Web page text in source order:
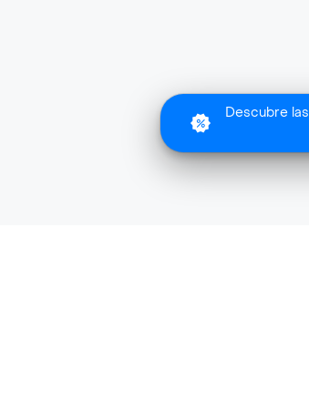
Descubre las